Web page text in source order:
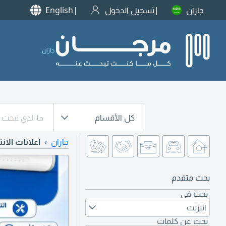
جازان تسجيل الدخول English
جازان
كل الأقسام
بحث متقدم
بحث في
انترنت
بحث عن كلمات
جازان اعلانات